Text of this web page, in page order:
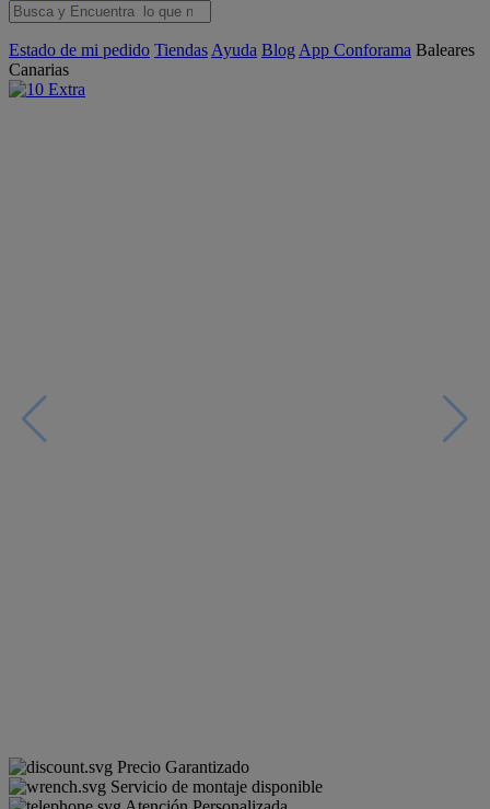
Estado de mi pedido Tiendas Ayuda Blog App Conforama Baleares
Canarias
Precio Garantizado
Servicio de montaje disponible